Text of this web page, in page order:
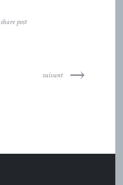
share post
suivant